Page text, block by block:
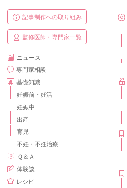
記事制作への取り組み
監修医師・専門家一覧
ニュース
専門家相談
基礎知識
妊娠前・妊活
妊娠中
出産
育児
不妊・不妊治療
Ｑ＆Ａ
体験談
レシピ